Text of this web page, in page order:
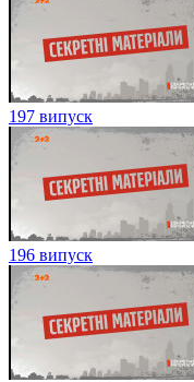
197 випуск
196 випуск